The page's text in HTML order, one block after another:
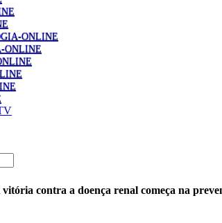
ONLINE
ONLINE
vitória contra a doença renal começa na